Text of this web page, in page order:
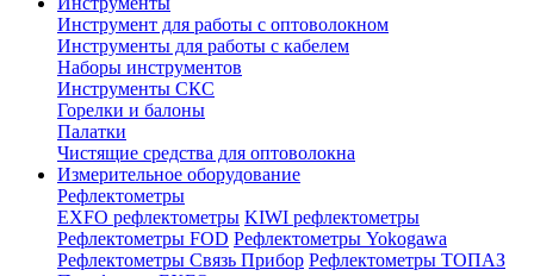
Инструмент для работы с оптоволокном
Инструменты для работы с кабелем
Наборы инструментов
Инструменты СКС
Горелки и балоны
Палатки
Чистящие средства для оптоволокна
Измерительное оборудование
Рефлектометры
EXFO рефлектометры KIWI рефлектометры
Рефлектометры FOD Рефлектометры Yokogawa
Рефлектометры Связь Прибор Рефлектометры ТОПАЗ